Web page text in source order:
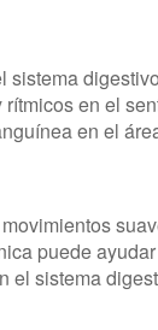
sistema
en el
en el
puede
el sistema